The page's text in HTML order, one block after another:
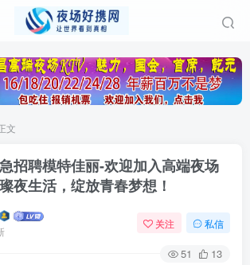
文
招聘模特佳丽-欢迎加入高端夜场
夜生活，绽放青春梦想！
关注 私信
51 13